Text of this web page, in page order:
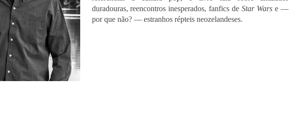
duradouras, reencontros inesperados, fanfics de Star Warse —
por que não? — estranhos répteis neozelandeses.